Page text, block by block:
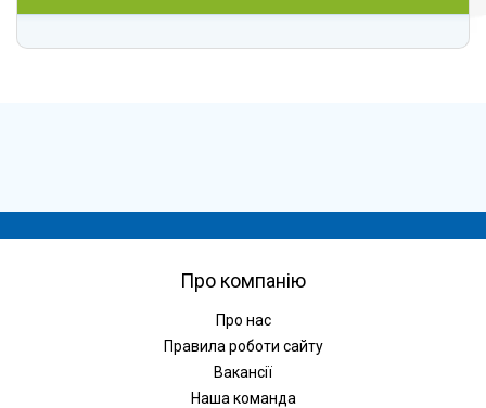
Про компанію
Про нас
Правила роботи сайту
Вакансії
Наша команда